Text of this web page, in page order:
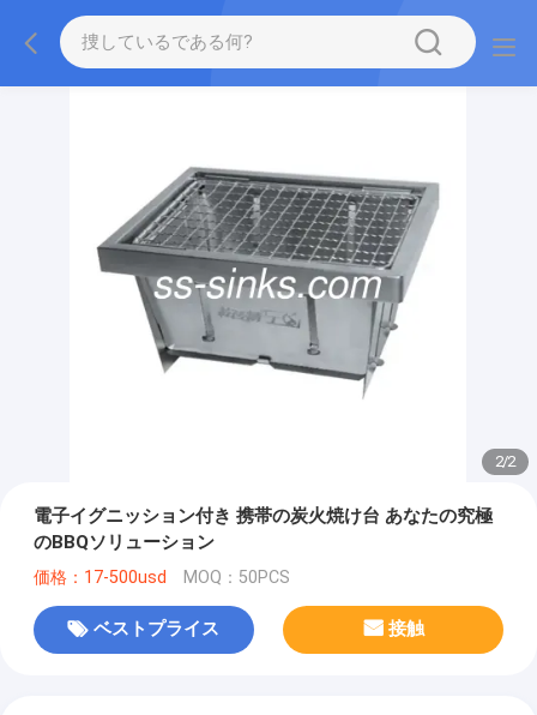
2/2
電子イグニッション付き 携帯の炭火焼け台 あなたの究極
のBBQソリューション
価格：17-500usd MOQ：50PCS
ベストプライス 接触